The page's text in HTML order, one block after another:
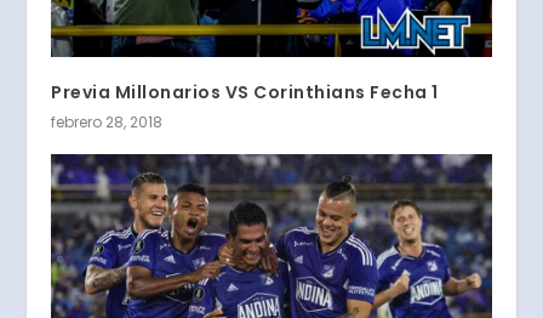
Previa Millonarios VS Corinthians Fecha 1
febrero 28, 2018